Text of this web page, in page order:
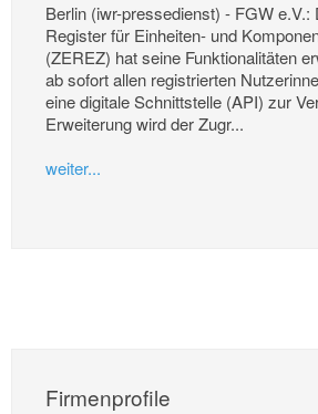
Berlin (iwr-pressedienst) - FGW e.V.:
Register für Einheiten- und
(ZEREZ) hat seine Funktionalitäten
ab sofort allen registrierten
eine digitale Schnittstelle (API) zur
Erweiterung wird der Zugr...
weiter...
Firmenprofile